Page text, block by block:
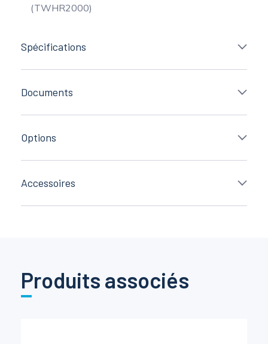
(TWHR2000)
Spécifications
Documents
Options
Accessoires
Produits associés